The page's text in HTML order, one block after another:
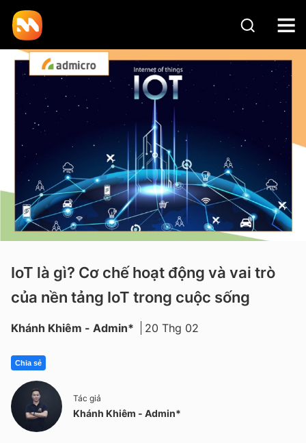
IoT là gì? Cơ chế hoạt động và vai trò
của nền tảng IoT trong cuộc sống
Khánh Khiêm - Admin* 20 Thg 02
Chia sẻ
Tác giả
Khánh Khiêm - Admin*